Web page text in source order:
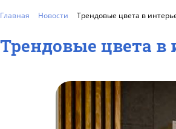
Главная Новости Трендовые цвета в
Трендовые цвета